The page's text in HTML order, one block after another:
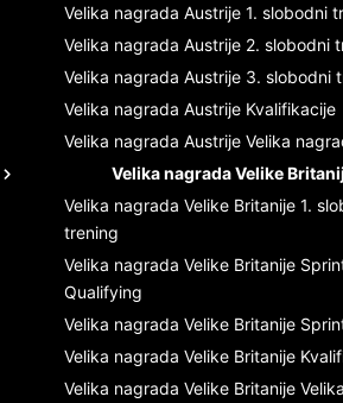
Velika nagrada Austrije 1. slobodni
Velika nagrada Austrije 2. slobodni
Velika nagrada Austrije 3. slobodni
Velika nagrada Austrije Kvalifikacije
Velika nagrada Austrije Velika
Velika nagrada Velike
Velika nagrada Velike Britanije 1.
trening
Velika nagrada Velike Britanije
Qualifying
Velika nagrada Velike Britanije
Velika nagrada Velike Britanije
Velika nagrada Velike Britanije Velika